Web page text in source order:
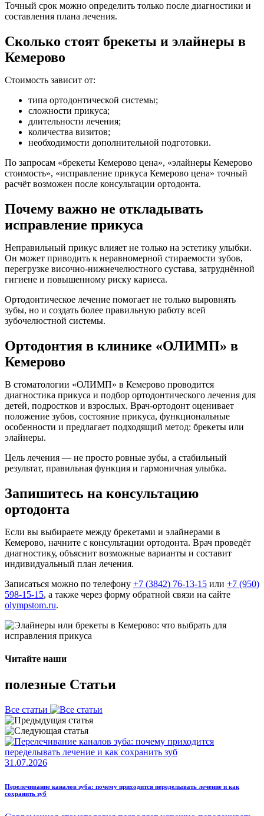
Точный срок можно определить только после диагностики и
составления плана лечения.
Сколько стоят брекеты и элайнеры в
Кемерово
Стоимость зависит от:
типа ортодонтической системы;
сложности прикуса;
длительности лечения;
количества визитов;
необходимости дополнительной подготовки.
По запросам «брекеты Кемерово цена», «элайнеры Кемерово
стоимость», «исправление прикуса Кемерово цена» точный
расчёт возможен после консультации ортодонта.
Почему важно не откладывать
исправление прикуса
Неправильный прикус влияет не только на эстетику улыбки.
Он может приводить к неравномерной стираемости зубов,
перегрузке височно-нижнечелюстного сустава, затруднённой
гигиене и повышенному риску кариеса.
Ортодонтическое лечение помогает не только выровнять
зубы, но и создать более правильную работу всей
зубочелюстной системы.
Ортодонтия в клинике «ОЛИМП» в
Кемерово
В стоматологии «ОЛИМП» в Кемерово проводится
диагностика прикуса и подбор ортодонтического лечения для
детей, подростков и взрослых. Врач-ортодонт оценивает
положение зубов, состояние прикуса, функциональные
особенности и предлагает подходящий метод: брекеты или
элайнеры.
Цель лечения — не просто ровные зубы, а стабильный
результат, правильная функция и гармоничная улыбка.
Запишитесь на консультацию
ортодонта
Если вы выбираете между брекетами и элайнерами в
Кемерово, начните с консультации ортодонта. Врач проведёт
диагностику, объяснит возможные варианты и составит
индивидуальный план лечения.
Записаться можно по телефону +7 (3842) 76-13-15 или +7 (950)
598-15-15, а также через форму обратной связи на сайте
olympstom.ru.
Читайте наши
полезные Статьи
Все статьи
31.07.2026
Перелечивание каналов зуба: почему приходится переделывать лечение и как
сохранить зуб